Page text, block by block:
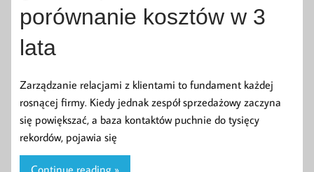
porównanie kosztów w 3
lata
Zarządzanie relacjami z klientami to fundament każdej
rosnącej firmy. Kiedy jednak zespół sprzedażowy zaczyna
się powiększać, a baza kontaktów puchnie do tysięcy
rekordów, pojawia się